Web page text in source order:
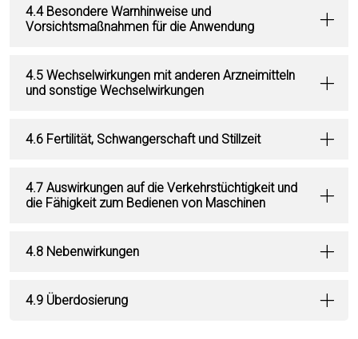
4.4 Besondere Warnhinweise und
Vorsichtsmaßnahmen für die Anwendung
4.5 Wechselwirkungen mit anderen Arzneimitteln
und sonstige Wechselwirkungen
4.6 Fertilität, Schwangerschaft und Stillzeit
4.7 Auswirkungen auf die Verkehrstüchtigkeit und
die Fähigkeit zum Bedienen von Maschinen
4.8 Nebenwirkungen
4.9 Überdosierung